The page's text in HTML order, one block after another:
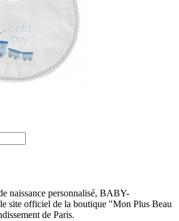
naissance personnalisé, BABY-
site officiel de la boutique "Mon Plus Beau
de Paris.